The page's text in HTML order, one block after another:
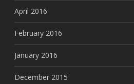
April 2016
February 2016
January 2016
December 2015